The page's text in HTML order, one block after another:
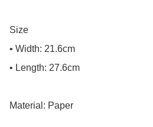
Size
• Width: 21.6cm
• Length: 27.6cm
Material: Paper